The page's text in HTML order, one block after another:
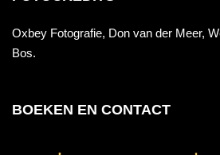
Oxbey Fotografie, Don van der Meer,
Bos.
BOEKEN EN CONTACT